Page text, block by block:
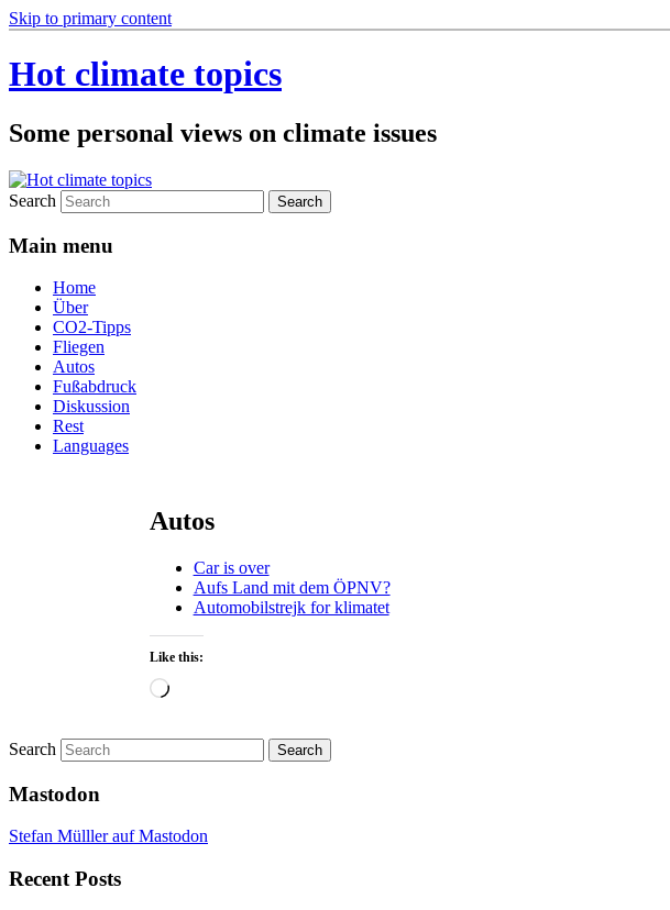
Skip to primary content
Hot climate topics
Some personal views on climate issues
Search
Main menu
Home
Über
CO2-Tipps
Fliegen
Autos
Fußabdruck
Diskussion
Rest
Languages
Autos
Car is over
Aufs Land mit dem ÖPNV?
Automobilstrejk for klimatet
Like this:
Loading…
Search
Mastodon
Stefan Mülller auf Mastodon
Recent Posts